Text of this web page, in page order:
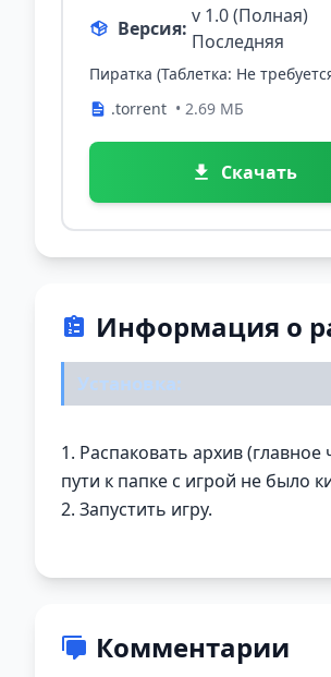
Версия:
v 1.0 (Полная)
Последняя
Пиратка (Таблетка: Не
.torrent • 2.69 МБ
Скачать
Информация о
Установка:
1. Распаковать архив (главное
пути к папке с игрой не было
2. Запустить игру.
Комментарии